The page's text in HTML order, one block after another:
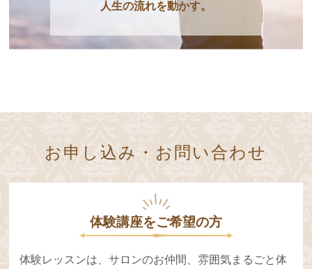
人生の流れを動かす。
お申し込み・お問い合わせ
体験講座をご希望の⽅
体験レッスンは、サロンのお仲間、雰囲気まるごと体